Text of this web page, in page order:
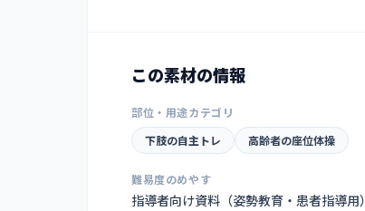
この素材の情報
部位・用途カテゴリ
下肢の自主トレ
高齢者の座位体操
難易度のめやす
指導者向け資料（姿勢教育・患者指導用）